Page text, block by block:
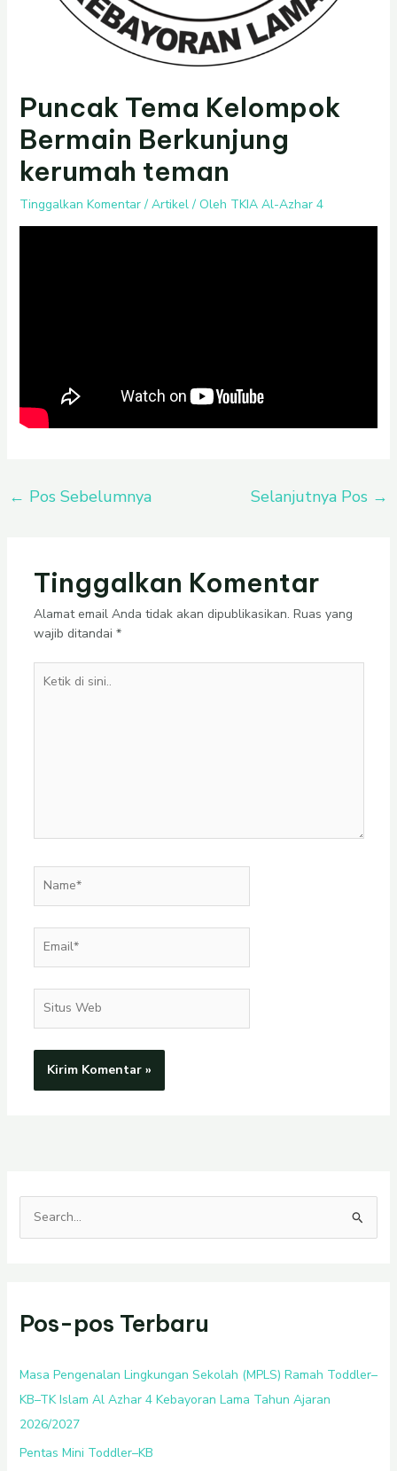
Puncak Tema Kelompok
Bermain Berkunjung
kerumah teman
Tinggalkan Komentar / Artikel/ Oleh TKIA Al-Azhar 4
← Pos Sebelumnya Selanjutnya Pos →
Tinggalkan Komentar
Alamat email Anda tidak akan dipublikasikan. Ruas yang
wajib ditandai *
Web
a
u
t
u
k
Pos-pos Terbaru
Masa Pengenalan Lingkungan Sekolah (MPLS) Ramah Toddler–
KB–TK Islam Al Azhar 4 Kebayoran Lama Tahun Ajaran
2026/2027
Pentas Mini Toddler–KB